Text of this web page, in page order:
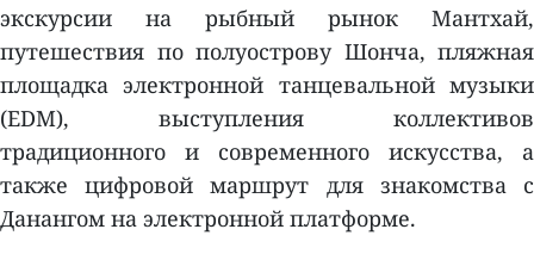
экскурсии на рыбный рынок Мантхай,
путешествия по полуострову Шонча, пляжная
площадка электронной танцевальной музыки
(EDM), выступления коллективов
традиционного и современного искусства, а
также цифровой маршрут для знакомства с
Данангом на электронной платформе.